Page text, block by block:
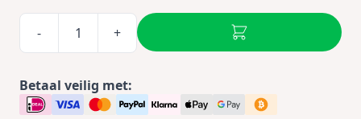
- +
Betaal veilig met: